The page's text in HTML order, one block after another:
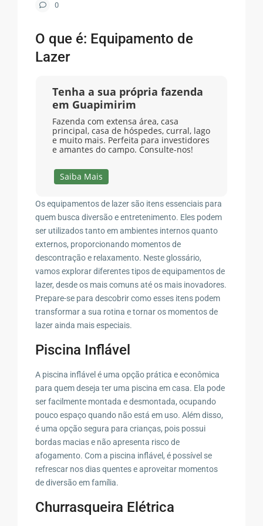
0
O que é: Equipamento de
Lazer
Tenha a sua própria fazenda
em Guapimirim
Fazenda com extensa área, casa
principal, casa de hóspedes, curral, lago
e muito mais. Perfeita para investidores
e amantes do campo. Consulte-nos!
Saiba Mais
Os equipamentos de lazer são itens essenciais para
quem busca diversão e entretenimento. Eles podem
ser utilizados tanto em ambientes internos quanto
externos, proporcionando momentos de
descontração e relaxamento. Neste glossário,
vamos explorar diferentes tipos de equipamentos de
lazer, desde os mais comuns até os mais inovadores.
Prepare-se para descobrir como esses itens podem
transformar a sua rotina e tornar os momentos de
lazer ainda mais especiais.
Piscina Inflável
A piscina inflável é uma opção prática e econômica
para quem deseja ter uma piscina em casa. Ela pode
ser facilmente montada e desmontada, ocupando
pouco espaço quando não está em uso. Além disso,
é uma opção segura para crianças, pois possui
bordas macias e não apresenta risco de
afogamento. Com a piscina inflável, é possível se
refrescar nos dias quentes e aproveitar momentos
de diversão em família.
Churrasqueira Elétrica